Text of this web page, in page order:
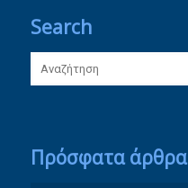
Search
Πρόσφατα άρθρα